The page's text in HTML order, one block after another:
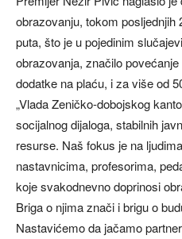
obrazovanju, tokom
puta, što je u pojedinim
obrazovanja, značilo
dodatke na plaću, i za više od
„Vlada Zeničko-dobojskog
socijalnog dijaloga, stabilnih
resurse. Naš fokus je na
nastavnicima, profesorima,
koje svakodnevno doprinosi
Briga o njima znači i brigu o
Nastavićemo da jačamo